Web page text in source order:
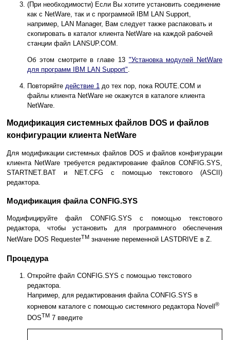
(При необходимости) Если Вы хотите установить соединение
как с NetWare, так и с программой IBM LAN Support,
например, LAN Manager, Вам следует также распаковать и
скопировать в каталог клиента NetWare на каждой рабочей
станции файл LANSUP.COM.
Об этом смотрите в главе 13 "Установка модулей NetWare
для программ IBM LAN Support".
Повторяйте действие 1 до тех пор, пока ROUTE.COM и
файлы клиента NetWare не окажутся в каталоге клиента
NetWare.
Модификация системных файлов DOS и файлов
конфигурации клиента NetWare
Для модификации системных файлов DOS и файлов конфигурации
клиента NetWare требуется редактирование файлов CONFIG.SYS,
STARTNET.BAT и NET.CFG с помощью текстового (ASCII)
редактора.
Модификация файла CONFIG.SYS
Модифицируйте файл CONFIG.SYS с помощью текстового
редактора, чтобы установить для программного обеспечения
NetWare DOS RequesterTM значение переменной LASTDRIVE в Z.
Процедура
Откройте файл CONFIG.SYS с помощью текстового
редактора.
Например, для редактирования файла CONFIG.SYS в
корневом каталоге с помощью системного редактора Novell ®
DOSTM 7 введите